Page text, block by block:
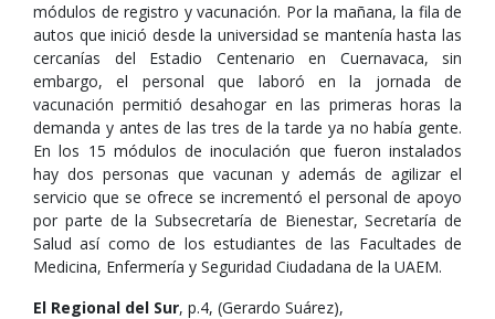
módulos de registro y vacunación. Por la mañana, la fila de
autos que inició desde la universidad se mantenía hasta las
cercanías del Estadio Centenario en Cuernavaca, sin
embargo, el personal que laboró en la jornada de
vacunación permitió desahogar en las primeras horas la
demanda y antes de las tres de la tarde ya no había gente.
En los 15 módulos de inoculación que fueron instalados
hay dos personas que vacunan y además de agilizar el
servicio que se ofrece se incrementó el personal de apoyo
por parte de la Subsecretaría de Bienestar, Secretaría de
Salud así como de los estudiantes de las Facultades de
Medicina, Enfermería y Seguridad Ciudadana de la UAEM.
El Regional del Sur, p.4, (Gerardo Suárez),